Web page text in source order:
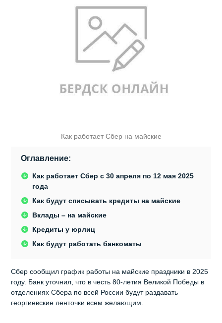
Как работает Сбер на майские
Оглавление:
Как работает Сбер с 30 апреля по 12 мая 2025
года
Как будут списывать кредиты на майские
Вклады – на майские
Кредиты у юрлиц
Как будут работать банкоматы
Сбер сообщил график работы на майские праздники в 2025
году. Банк уточнил, что в честь 80-летия Великой Победы в
отделениях Сбера по всей России будут раздавать
георгиевские ленточки всем желающим.